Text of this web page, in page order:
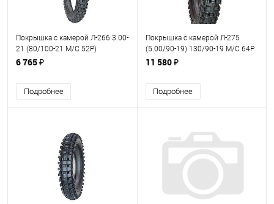
Покрышка с камерой Л-266 3.00-
21 (80/100-21 M/C 52P)
Петрошина
6 765 ₽
Подробнее
Покрышка с камерой Л-275
(5.00/90-19) 130/90-19 М/С 64P
Петрошина
11 580 ₽
Подробнее